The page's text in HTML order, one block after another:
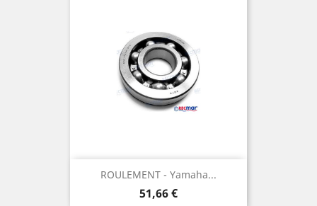
ROULEMENT - Yamaha...
Prix
51,66 €